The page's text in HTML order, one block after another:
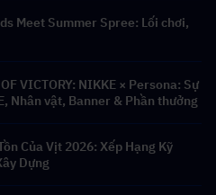
Meet Summer Spree: Lối chơi,
VICTORY: NIKKE × Persona: Sự
Nhân vật, Banner & Phần thưởng
Của Vịt 2026: Xếp Hạng Kỹ
Dựng